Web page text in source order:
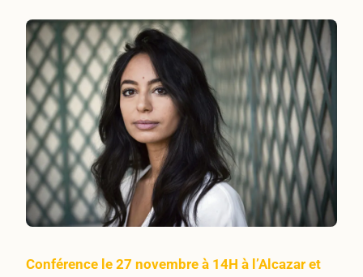
Conférence le 27 novembre à 14H à l’Alcazar et